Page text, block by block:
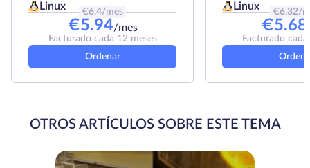
Linux
€6.4/mes
€5.94/mes
Facturado cada 12 meses
Ordenar
Linux
€6.32/
€5.68
Facturado
OTROS ARTÍCULOS SOBRE ESTE TEMA